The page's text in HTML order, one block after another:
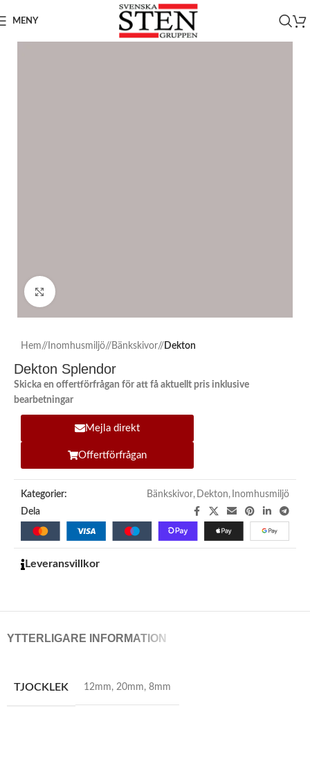
MENY
Click to enlarge
Hem/ Inomhusmiljö/ Bänkskivor/ Dekton
Dekton Splendor
Skicka en offertförfrågan för att få aktuellt pris inklusive
bearbetningar
Mejla direkt
Offertförfrågan
Kategorier: Bänkskivor, Dekton, Inomhusmiljö
Dela
Leveransvillkor
YTTERLIGARE INFORMATION
TJOCKLEK 12mm, 20mm, 8mm